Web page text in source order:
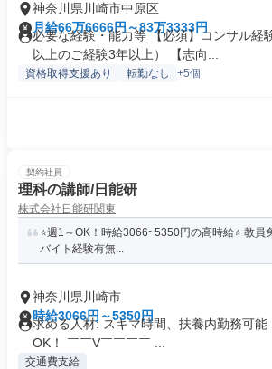
神奈川県川崎市中原区
月給66万6666円～83万3333円
必要な経験・能力等 【必須】コンサル経
以上のご経験3年以上） 【志向...
資格取得支援あり 転勤なし +5個
契約社員
理科の講師/日能研
株式会社日能研関東
⭐️週1～OK！時給3066~5350円の高時給⭐️ 教員
バイト経験有無...
神奈川県川崎市
時給3066円～5350円
求める人材: スキマ時間、扶養内勤務可能
OK！ ￣￣V￣￣￣￣ ...
交通費支給